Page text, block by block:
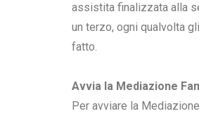
assistita finalizzata alla
un terzo, ogni qualvolta
fatto.
Avvia la Mediazione
Per avviare la